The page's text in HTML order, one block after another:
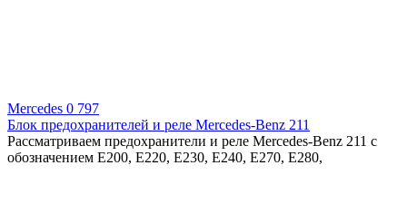
Mercedes 0 797
Блок предохранителей и реле Mercedes-Benz 211
Рассматриваем предохранители и реле Mercedes-Benz 211 с
обозначением E200, E220, E230, E240, E270, E280,